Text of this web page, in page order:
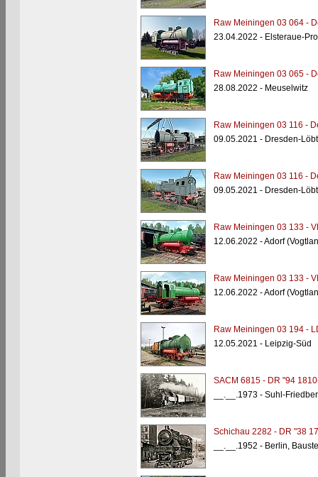
Raw Meiningen 03 064 -
23.04.2022 - Elsteraue-
Raw Meiningen 03 065 -
28.08.2022 - Meuselwitz
Raw Meiningen 03 116 -
09.05.2021 - Dresden-
Raw Meiningen 03 116 -
09.05.2021 - Dresden-
Raw Meiningen 03 133 -
12.06.2022 - Adorf
Raw Meiningen 03 133 -
12.06.2022 - Adorf
Raw Meiningen 03 194 -
12.05.2021 - Leipzig-Süd
SACM 6815 - DR "94
__.__.1973 - Suhl-
Schichau 2282 - DR "38
__.__.1952 - Berlin,